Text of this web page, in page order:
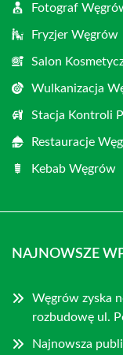
Fotograf
Fryzjer Węgrów
Salon
Wulkanizacja
Stacja Kontroli
Restauracje
Kebab Węgrów
NAJNOWSZE
Węgrów zyska
rozbudowę ul.
Najnowsza